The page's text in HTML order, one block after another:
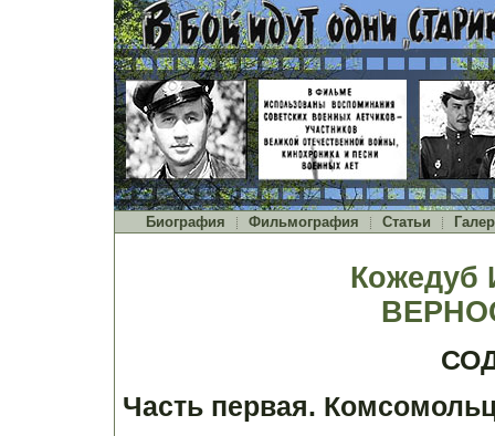
Биография Фильмография Статьи
Кожедуб
Часть первая.